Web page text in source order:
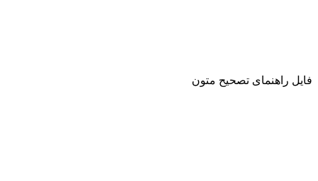
فایل راهنمای تصحیح متون